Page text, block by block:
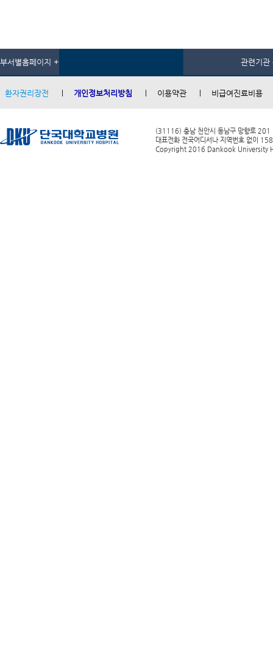
부서별홈페이지 + 관련기관
환자권리장전 개인정보처리방침 이용약관 비급여진료비용
(31116) 충남 천안시 동남구 망향로 201
대표전화 전국어디서나 지역번호 없이
Copyright 2016 Dankook University